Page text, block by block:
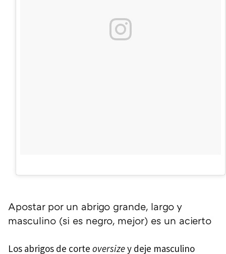
Apostar por un abrigo grande, largo y
masculino (si es negro, mejor) es un acierto
Los abrigos de corte oversizey deje masculino